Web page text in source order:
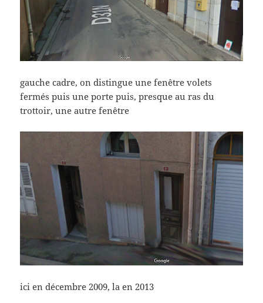
gauche cadre, on distingue une fenêtre volets
fermés puis une porte puis, presque au ras du
trottoir, une autre fenêtre
ici en décembre 2009, la en 2013